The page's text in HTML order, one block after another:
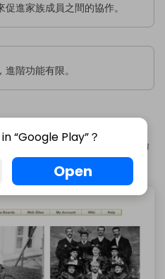
進家族成員之間的協作。
階功能有限。
相反，它作為族譜學家的活躍論
比較資料並交流寶貴的技巧。
“Google Play”？
Open